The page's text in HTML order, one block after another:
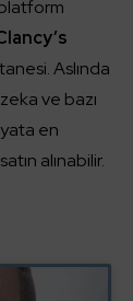
Aslında
ve bazı
en
alınabilir.